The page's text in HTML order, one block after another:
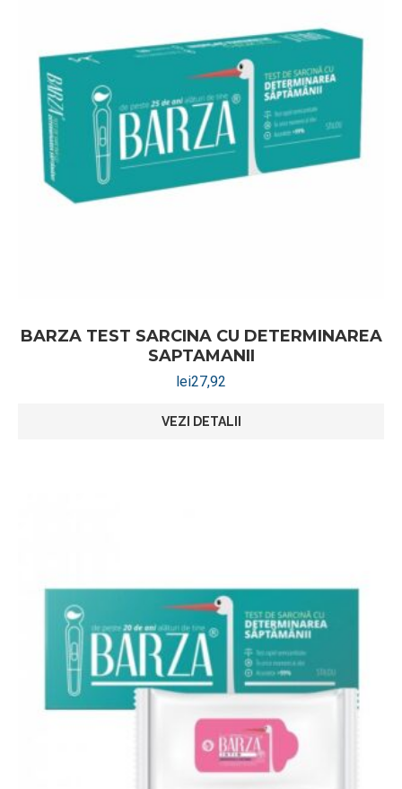
BARZA TEST SARCINA CU DETERMINAREA
SAPTAMANII
lei27,92
VEZI DETALII